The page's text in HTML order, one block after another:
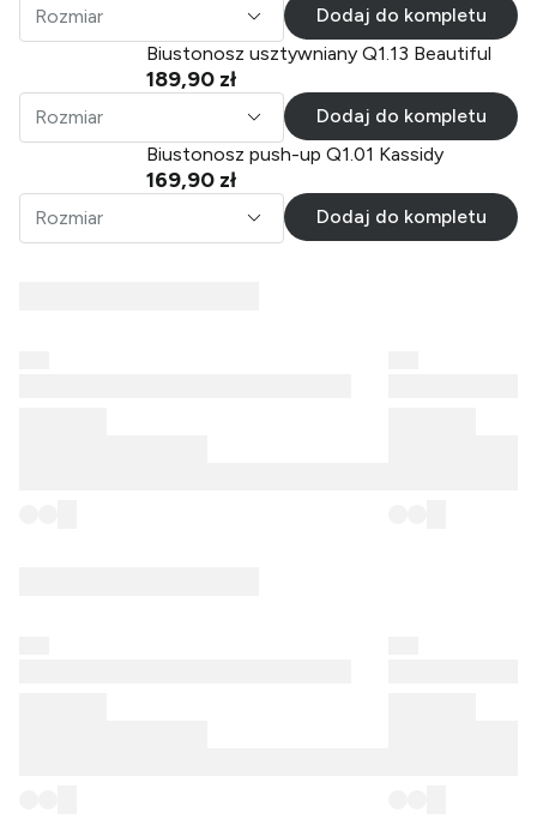
Rozmiar
Dodaj do kompletu
Biustonosz usztywniany Q1.13 Beautiful
189,90 zł
Rozmiar
Dodaj do kompletu
Biustonosz push-up Q1.01 Kassidy
169,90 zł
Rozmiar Dodaj do kompletu